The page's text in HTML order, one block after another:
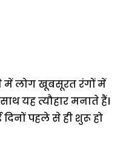
में लोग खूबसूरत रंगों में
यह त्यौहार मनाते हैं।
पहले से ही शुरू हो